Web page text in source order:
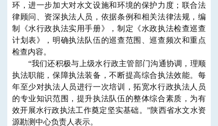
环，进一步加大对水文设施和环境的保护力度；联合法
律顾问、资深执法人员，依据条例和相关法律法规，编
制《水行政执法实用手册》，制定《水政执法检查巡查
计划表》，明确执法队伍的巡查范围、巡查频次和重点
检查内容。
“我们还积极与上级水行政主管部门沟通协调，理顺
执法职能，保障执法装备，不断提高综合执法效能。每
年至少对执法人员进行一次培训，拓宽水行政执法人员
的专业知识范围，提升执法队伍的整体综合素质，为有
效开展水行政执法工作奠定坚实基础。”陕西省水文水资
源勘测中心负责人表示。